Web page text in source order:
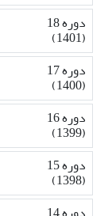
دوره 18
(1401)
دوره 17
(1400)
دوره 16
(1399)
دوره 15
(1398)